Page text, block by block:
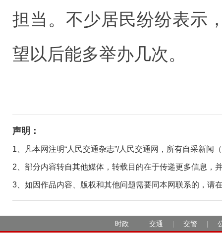
担当。不少居民纷纷表示
望以后能多举办几次。
声明：
1、凡本网注明“人民交通杂志”/人民交通网，所有自采新
2、部分内容转自其他媒体，转载目的在于传递更多信息，
3、如因作品内容、版权和其他问题需要同本网联系的，请
时政 交通 交警